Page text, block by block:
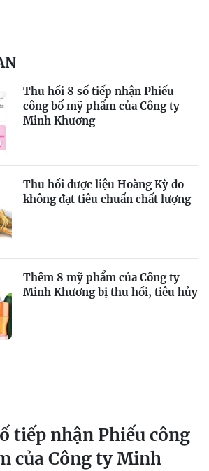
Thu hồi 8 số tiếp nhận Phiếu
công bố mỹ phẩm của Công ty
Minh Khương
Thu hồi dược liệu Hoàng Kỳ do
không đạt tiêu chuẩn chất lượng
Thêm 8 mỹ phẩm của Công ty
Minh Khương bị thu hồi, tiêu hủy
tiếp nhận Phiếu công
của Công ty Minh